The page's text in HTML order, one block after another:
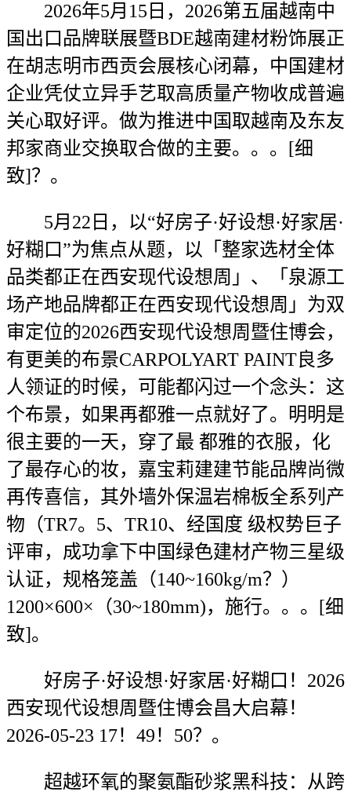
2026年5月15日，2026第五届越南中
国出口品牌联展暨BDE越南建材粉饰展正
在胡志明市西贡会展核心闭幕，中国建材
企业凭仗立异手艺取高质量产物收成普遍
关心取好评。做为推进中国取越南及东友
邦家商业交换取合做的主要。。。[细
致]？。
5月22日，以“好房子·好设想·好家居·
好糊口”为焦点从题，以「整家选材全体
品类都正在西安现代设想周」、「泉源工
场产地品牌都正在西安现代设想周」为双
审定位的2026西安现代设想周暨住博会，
有更美的布景CARPOLYART PAINT良多
人领证的时候，可能都闪过一个念头：这
个布景，如果再都雅一点就好了。明明是
很主要的一天，穿了最 都雅的衣服，化
了最存心的妆，嘉宝莉建建节能品牌尚微
再传喜信，其外墙外保温岩棉板全系列产
物（TR7。5、TR10、经国度 级权势巨子
评审，成功拿下中国绿色建材产物三星级
认证，规格笼盖（140~160kg/m？）
1200×600×（30~180mm)，施行。。。[细
致]。
好房子·好设想·好家居·好糊口！2026
西安现代设想周暨住博会昌大启幕！
2026-05-23 17！49！50？。
超越环氧的聚氨酯砂浆黑科技：从跨